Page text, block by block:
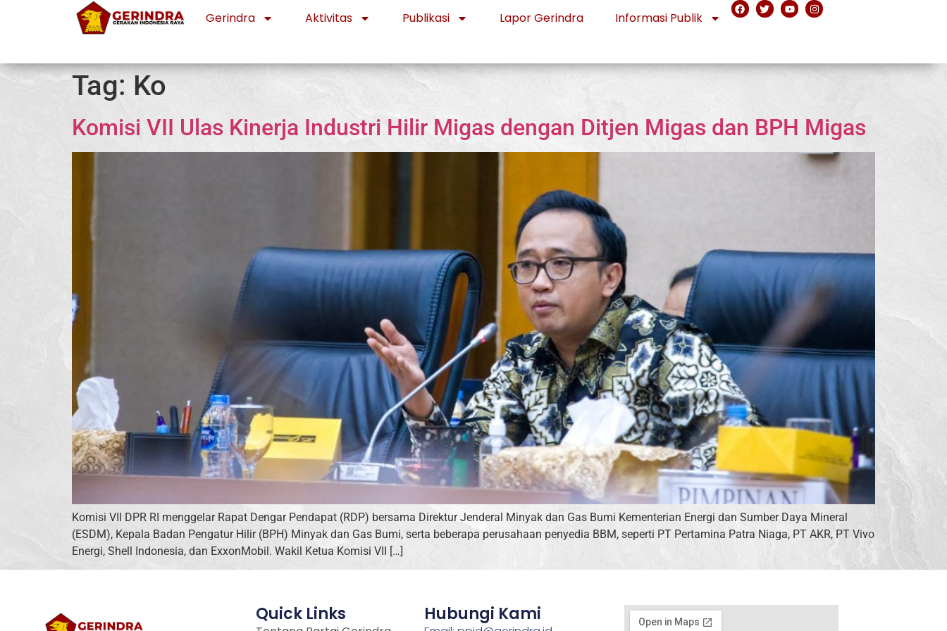
Gerindra Aktivitas Publikasi Lapor Gerindra Informasi Publik
Tag: Ko
Komisi VII Ulas Kinerja Industri Hilir Migas dengan Ditjen Migas dan BPH Migas
Komisi VII DPR RI menggelar Rapat Dengar Pendapat (RDP) bersama Direktur Jenderal Minyak dan Gas Bumi Kementerian Energi dan Sumber Daya Mineral
(ESDM), Kepala Badan Pengatur Hilir (BPH) Minyak dan Gas Bumi, serta beberapa perusahaan penyedia BBM, seperti PT Pertamina Patra Niaga, PT AKR, PT Vivo
Energi, Shell Indonesia, dan ExxonMobil. Wakil Ketua Komisi VII […]
Quick Links Hubungi Kami